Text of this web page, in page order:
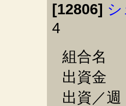
[12806]
4
組合名
出資金
出資／